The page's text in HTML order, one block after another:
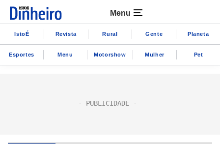
Menu
IstoÉ Revista Rural Gente Planeta
Esportes Menu Motorshow Mulher Pet